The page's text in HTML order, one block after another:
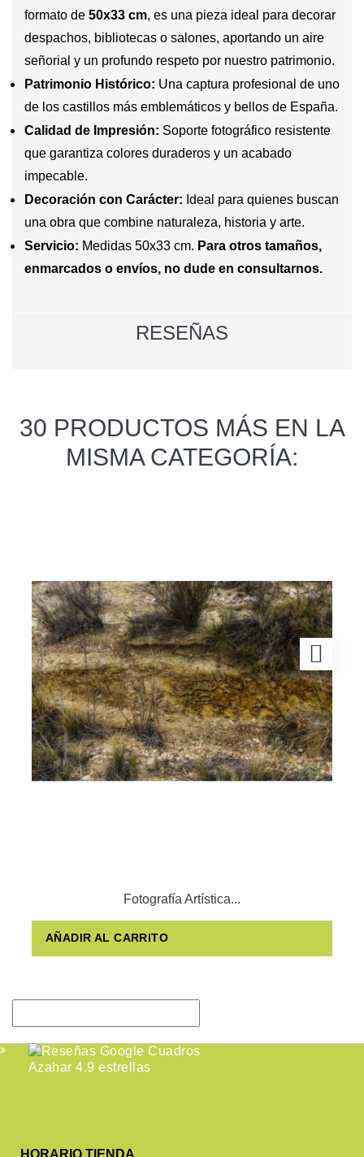
formato de 50x33 cm, es una pieza ideal para decorar
despachos, bibliotecas o salones, aportando un aire
señorial y un profundo respeto por nuestro patrimonio.
Patrimonio Histórico: Una captura profesional de uno
de los castillos más emblemáticos y bellos de España.
Calidad de Impresión: Soporte fotográfico resistente
que garantiza colores duraderos y un acabado
impecable.
Decoración con Carácter: Ideal para quienes buscan
una obra que combine naturaleza, historia y arte.
Servicio: Medidas 50x33 cm. Para otros tamaños,
enmarcados o envíos, no dude en consultarnos.
RESEÑAS
30 PRODUCTOS MÁS EN LA
MISMA CATEGORÍA:
Fotografía Artística...
AÑADIR AL CARRITO
HORARIO TIENDA